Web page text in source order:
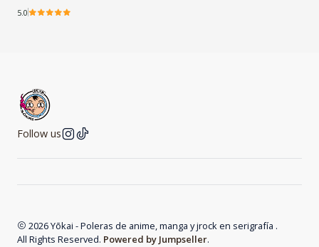
5.0
Follow us
2026 Yōkai - Poleras de anime, manga y jrock en serigrafía .
All Rights Reserved. Powered by Jumpseller.